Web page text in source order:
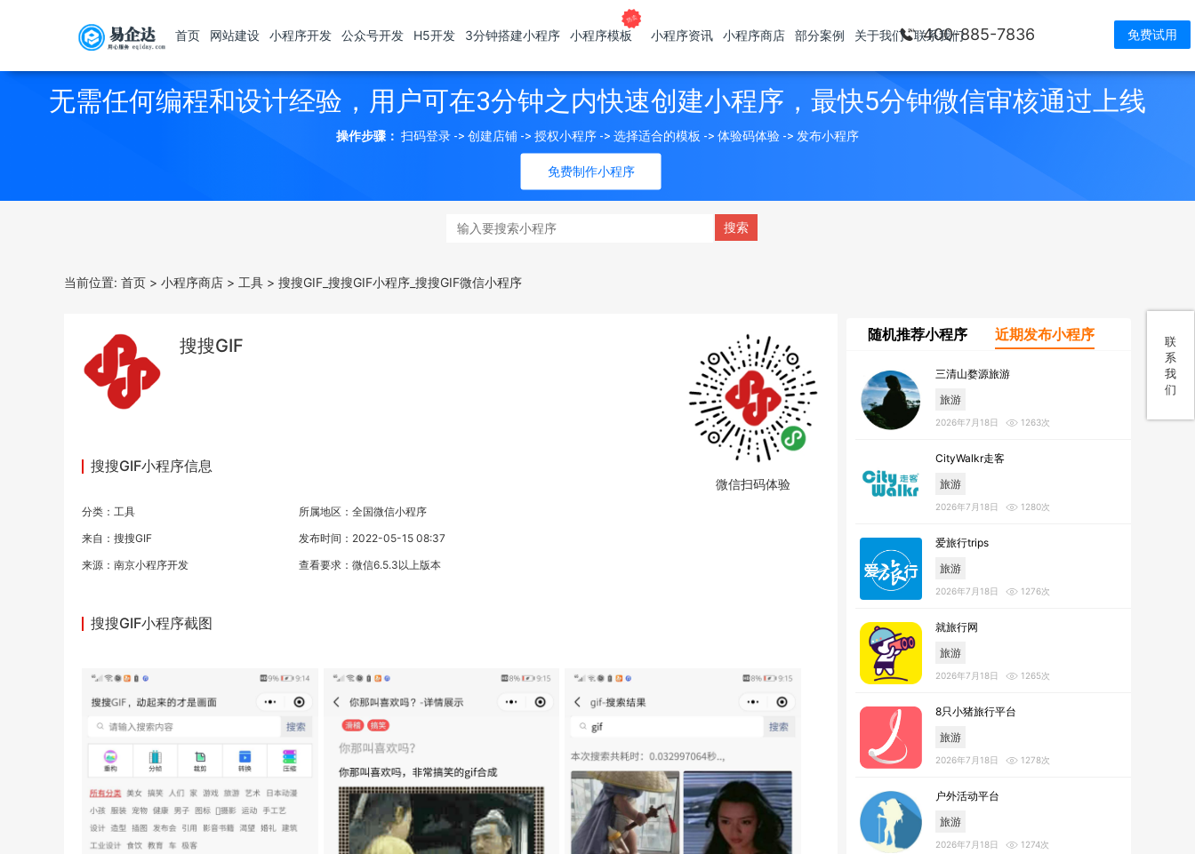
400-885-7836 免费试用
首页 网站建设 小程序开发 公众号开发 H5开发 3分钟搭建小程序 小程序模板 小程序资讯 小程序商店 部分案例 关于我们 联系我们
联
系
我
们
无需任何编程和设计经验，用户可在3分钟之内快速创建小程序，最快5分钟微信审核通过上线
免费制作小程序
操作步骤： 扫码登录 -> 创建店铺 -> 授权小程序 -> 选择适合的模板 -> 体验码体验 -> 发布小程序
当前位置: 首页 > 小程序商店 > 工具 > 搜搜GIF_搜搜GIF小程序_搜搜GIF微信小程序
搜搜GIF
搜搜GIF小程序信息
分类： 工具
所属地区：全国微信小程序
来自：搜搜GIF
发布时间：2022-05-15 08:37
来源： 南京小程序开发 查看要求：微信6.5.3以上版本
微信扫码体验
搜搜GIF小程序截图
随机推荐小程序 近期发布小程序
三清山婺源旅游
旅游
2026年7月18日 1263次
CityWalkr走客
旅游
2026年7月18日 1280次
爱旅行trips
旅游
2026年7月18日 1276次
就旅行网
旅游
2026年7月18日 1265次
8只小猪旅行平台
旅游
2026年7月18日 1278次
户外活动平台
旅游
2026年7月18日 1274次